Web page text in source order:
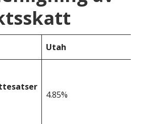
Utah
4.85%